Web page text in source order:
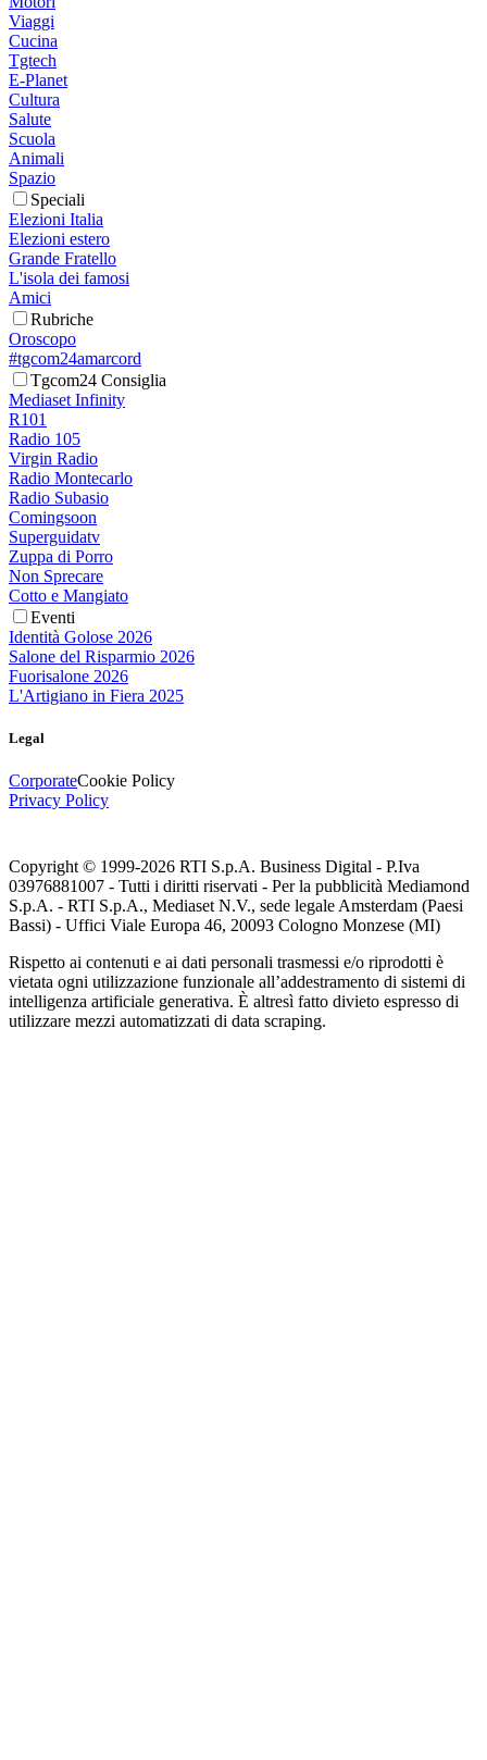
Viaggi
Cucina
Tgtech
E-Planet
Cultura
Salute
Scuola
Animali
Spazio
Speciali
Elezioni Italia
Elezioni estero
Grande Fratello
L'isola dei famosi
Amici
Rubriche
Oroscopo
#tgcom24amarcord
Tgcom24 Consiglia
Mediaset Infinity
R101
Radio 105
Virgin Radio
Radio Montecarlo
Radio Subasio
Comingsoon
Superguidatv
Zuppa di Porro
Non Sprecare
Cotto e Mangiato
Eventi
Identità Golose 2026
Salone del Risparmio 2026
Fuorisalone 2026
L'Artigiano in Fiera 2025
Legal
CorporateCookie Policy
Privacy Policy
Copyright © 1999-2026 RTI S.p.A. Business Digital - P.Iva
03976881007 - Tutti i diritti riservati - Per la pubblicità Mediamond
S.p.A. - RTI S.p.A., Mediaset N.V., sede legale Amsterdam (Paesi
Bassi) - Uffici Viale Europa 46, 20093 Cologno Monzese (MI)
Rispetto ai contenuti e ai dati personali trasmessi e/o riprodotti è
vietata ogni utilizzazione funzionale all’addestramento di sistemi di
intelligenza artificiale generativa. È altresì fatto divieto espresso di
utilizzare mezzi automatizzati di data scraping.